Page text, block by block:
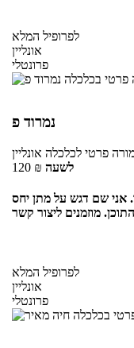
לפרופיל המלא
אונליין
פרונטלי
נמרוד פ
פרטי לכלכלה אונליין
120 ₪ לשעה
אני שם דגש על מתן יחס
לפרופיל המלא
אונליין
פרונטלי